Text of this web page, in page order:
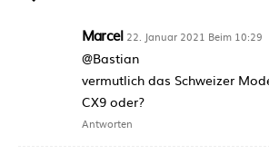
Marcel 22. Januar 2021 Beim 10:29
@Bastian
vermutlich das Schweizer
CX9 oder?
Antworten